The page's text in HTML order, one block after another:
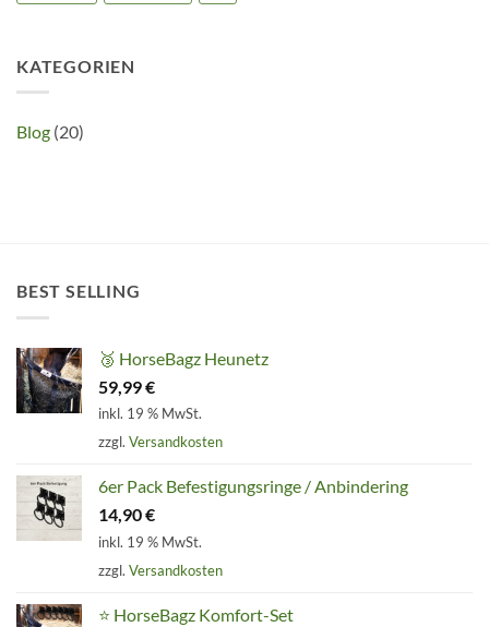
KATEGORIEN
Blog (20)
BEST SELLING
🥉 HorseBagz Heunetz
59,99€
inkl. 19 % MwSt.
zzgl. Versandkosten
6er Pack Befestigungsringe / Anbindering
14,90€
inkl. 19 % MwSt.
zzgl. Versandkosten
⭐ HorseBagz Komfort-Set